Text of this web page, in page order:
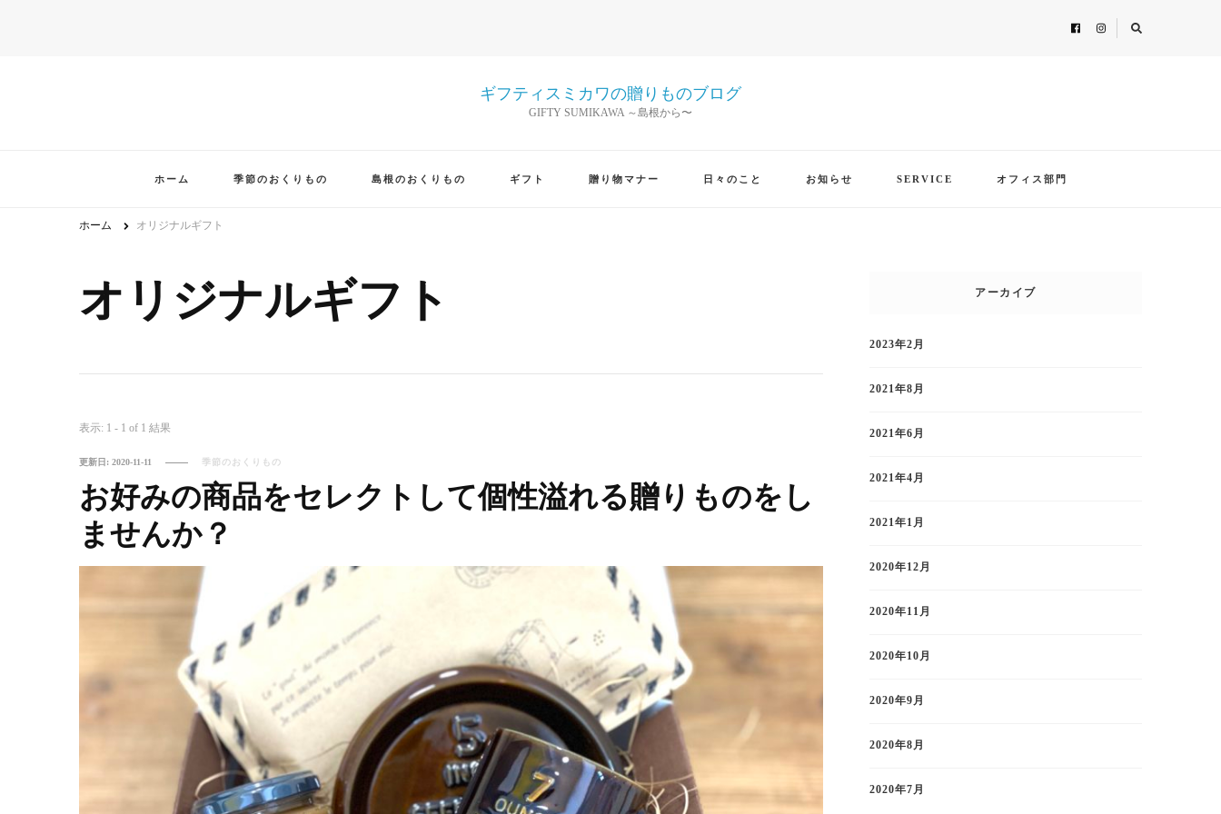
ギフティスミカワの贈りものブログ
GIFTY SUMIKAWA ～島根から〜
ホーム 季節のおくりもの 島根のおくりもの ギフト 贈り物マナー 日々のこと お知らせ SERVICE オフィス部門
ホーム オリジナルギフト
オリジナルギフト
表示: 1 - 1 of 1 結果
更新日:2020-11-11 季節のおくりもの
お好みの商品をセレクトして個性溢れる贈りものをし
ませんか？
アーカイブ
2023年2月
2021年8月
2021年6月
2021年4月
2021年1月
2020年12月
2020年11月
2020年10月
2020年9月
2020年8月
2020年7月